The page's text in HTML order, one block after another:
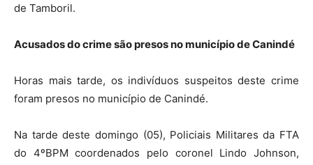
de Tamboril.
Acusados do crime são presos no município de Canindé
Horas mais tarde, os indivíduos suspeitos deste crime
foram presos no município de Canindé.
Na tarde deste domingo (05), Policiais Militares da FTA
do 4ºBPM coordenados pelo coronel Lindo Johnson,